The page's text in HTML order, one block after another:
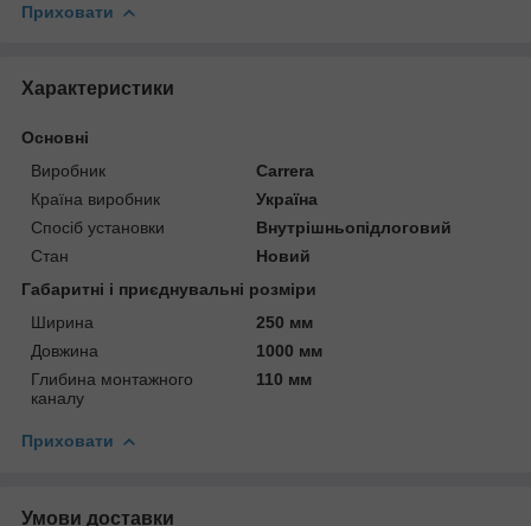
Приховати
Характеристики
Основні
Виробник
Carrera
Країна виробник
Україна
Спосіб установки
Внутрішньопідлоговий
Стан
Новий
Габаритні і приєднувальні розміри
Ширина
250 мм
Довжина
1000 мм
Глибина монтажного
каналу
110 мм
Приховати
Умови доставки